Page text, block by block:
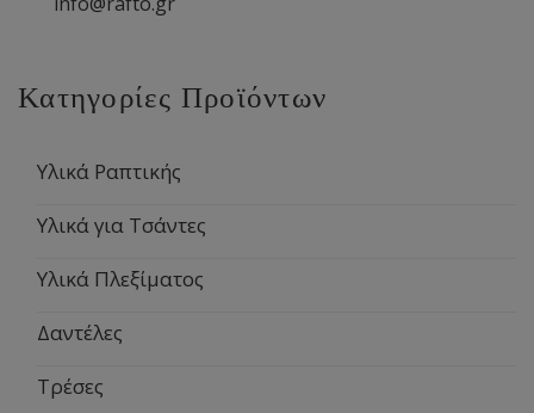
Κατηγορίες Προϊόντων
Υλικά Ραπτικής
Υλικά για Τσάντες
Υλικά Πλεξίματος
Δαντέλες
Τρέσες